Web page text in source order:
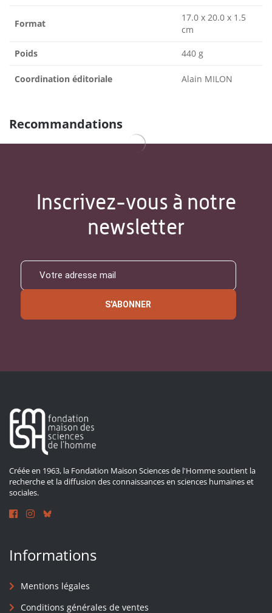
Format
17.0 x 20.0 x 1.5
cm
Poids 440 g
Coordination éditoriale Alain MILON
Recommandations
Inscrivez-vous à notre
newsletter
S'ABONNER
Créée en 1963, la Fondation Maison Sciences de l'Homme soutient la
recherche et la diffusion des connaissances en sciences humaines et
sociales.
Informations
Mentions légales
Conditions générales de ventes